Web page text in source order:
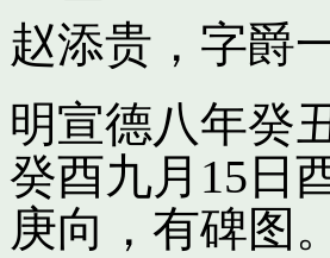
赵添贵，字爵
明宣德八年癸
癸酉九月15日
庚向，有碑图